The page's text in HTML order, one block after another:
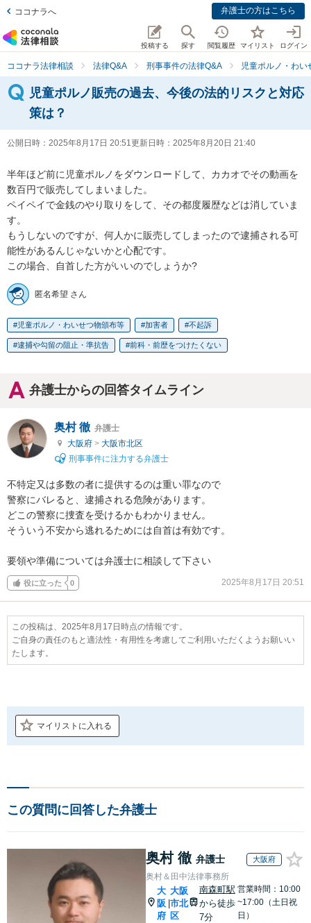
ココナラへ 弁護士の方はこちら
投稿する 探す 閲覧履歴 マイリスト ログイン
ココナラ法律相談 法律Q&A 刑事事件の法律Q&A 児童ポルノ・わ
児童ポルノ販売の過去、今後の法的リスクと対応
策は？
公開日時： 2025年8月17日 20:51更新日時： 2025年8月20日 21:40
半年ほど前に児童ポルノをダウンロードして、カカオでその動画を
数百円で販売してしまいました。
ペイペイで金銭のやり取りをして、その都度履歴などは消していま
す。
もうしないのですが、何人かに販売してしまったので逮捕される可
能性があるんじゃないかと心配です。
この場合、自首した方がいいのでしょうか?
匿名希望 さん
児童ポルノ・わいせつ物頒布等 加害者 不起訴
逮捕や勾留の阻止・準抗告 前科・前歴をつけたくない
弁護士からの回答タイムライン
奥村 徹 弁護士
大阪府 > 大阪市北区
刑事事件に注力する弁護士
不特定又は多数の者に提供するのは重い罪なので
警察にバレると、逮捕される危険があります。
どこの警察に捜査を受けるかもわかりません。
そういう不安から逃れるためには自首は有効です。
要領や準備については弁護士に相談して下さい
役に立った 0 2025年8月17日 20:51
この投稿は、2025年8月17日時点の情報です。
ご自身の責任のもと適法性・有用性を考慮してご利用いただくようお願いい
たします。
マイリストに入れる
この質問に回答した弁護士
奥村 徹 弁護士 大阪府
奥村＆田中法律事務所
大
阪
府
大阪
市北
区
南森町駅
から徒歩
7分
営業時間：10:00
~17:00（土日祝
日）